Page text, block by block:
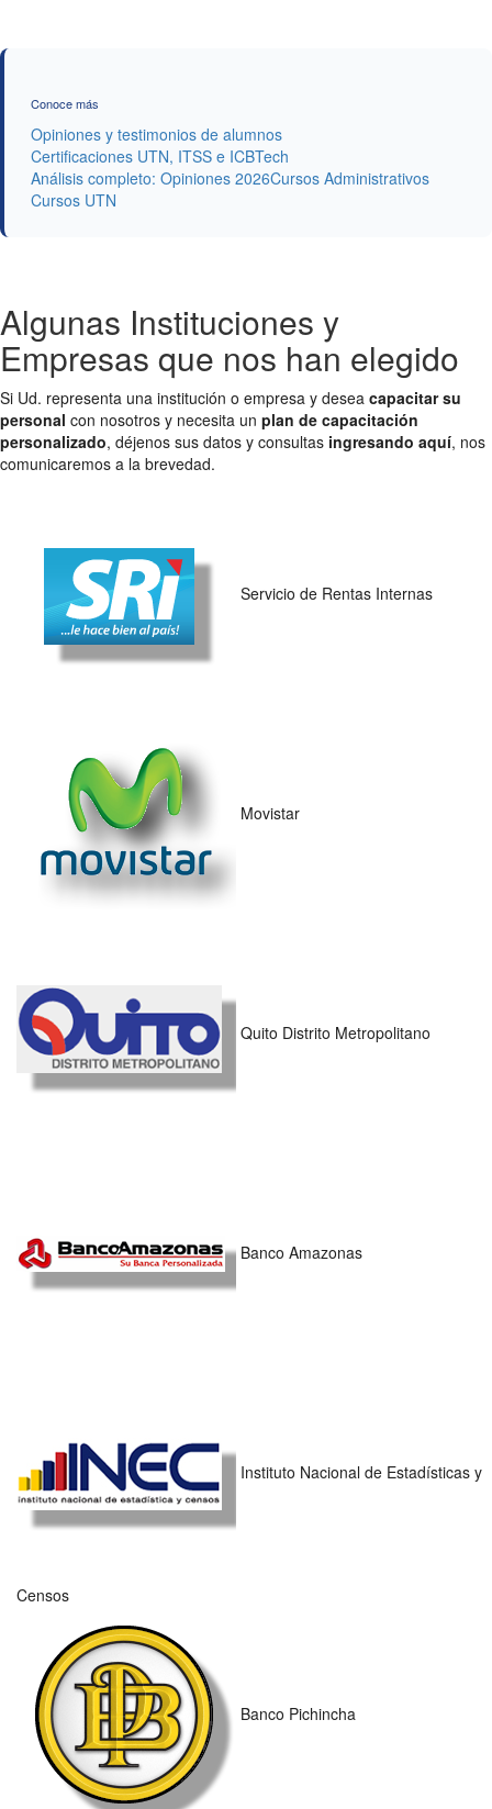
Conoce más
Opiniones y testimonios de alumnos
Certificaciones UTN, ITSS e ICBTech
Análisis completo: Opiniones 2026Cursos Administrativos
Cursos UTN
Algunas Instituciones y
Empresas que nos han elegido
Si Ud. representa una institución o empresa y desea capacitar su
personal con nosotros y necesita un plan de capacitación
personalizado, déjenos sus datos y consultas ingresando aquí, nos
comunicaremos a la brevedad.
Servicio de Rentas Internas
Movistar
Quito Distrito Metropolitano
Banco Amazonas
Instituto Nacional de Estadísticas y
Censos
Banco Pichincha